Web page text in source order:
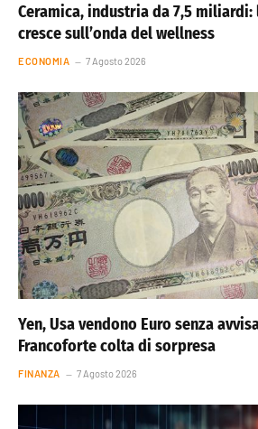
Ceramica, industria da 7,5
cresce sull’onda del wellness
ECONOMIA 7 Agosto 2026
Yen, Usa vendono Euro senza
Francoforte colta di sorpresa
FINANZA 7 Agosto 2026